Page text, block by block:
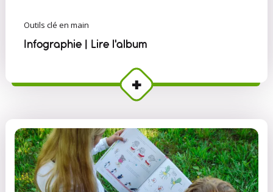
Outils clé en main
Infographie | Lire l'album